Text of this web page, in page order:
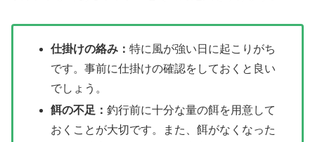
仕掛けの絡み：特に風が強い日に起こりがち
です。事前に仕掛けの確認をしておくと良い
でしょう。
餌の不足：釣行前に十分な量の餌を用意して
おくことが大切です。また、餌がなくなった